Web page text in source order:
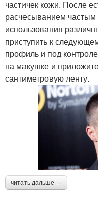
частичек кожи. После
расчесыванием
использования
приступить к
профиль и под
на макушке и
сантиметровую ленту.
читать дальше →